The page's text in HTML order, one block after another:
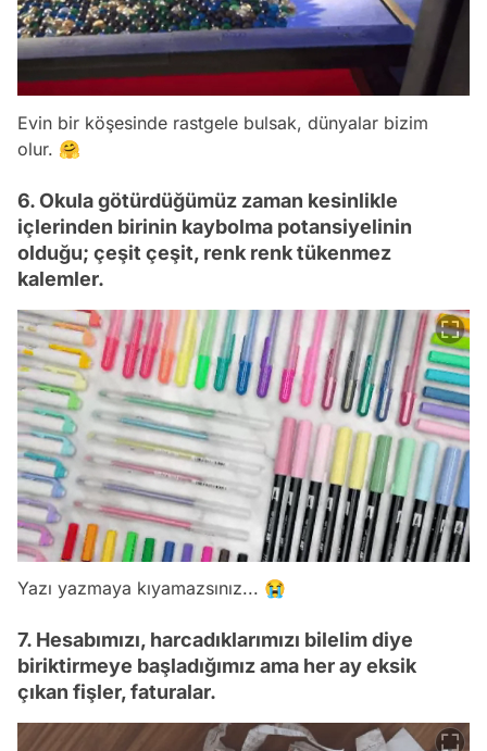
Evin bir köşesinde rastgele bulsak, dünyalar bizim
olur. 🤗
6. Okula götürdüğümüz zaman kesinlikle
içlerinden birinin kaybolma potansiyelinin
olduğu; çeşit çeşit, renk renk tükenmez
kalemler.
Yazı yazmaya kıyamazsınız... 😭
7. Hesabımızı, harcadıklarımızı bilelim diye
biriktirmeye başladığımız ama her ay eksik
çıkan fişler, faturalar.